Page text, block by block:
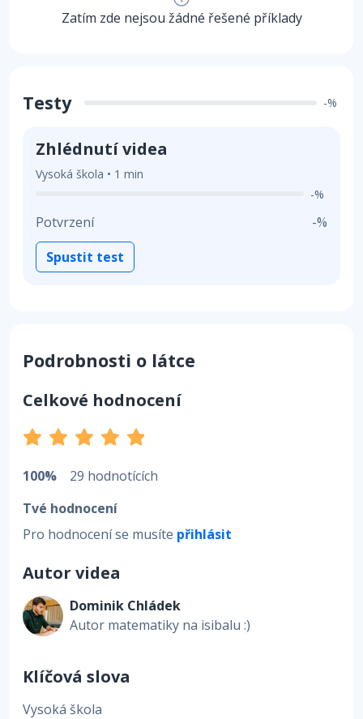
Zatím zde nejsou žádné řešené příklady
Testy -%
Zhlédnutí videa
Vysoká škola • 1 min
-%
Potvrzení
-%
Spustit test
Podrobnosti o látce
Celkové hodnocení
100%
29 hodnotících
Tvé hodnocení
Pro hodnocení se musíte přihlásit
Autor videa
Dominik Chládek
Autor matematiky na isibalu :)
Klíčová slova
Vysoká škola